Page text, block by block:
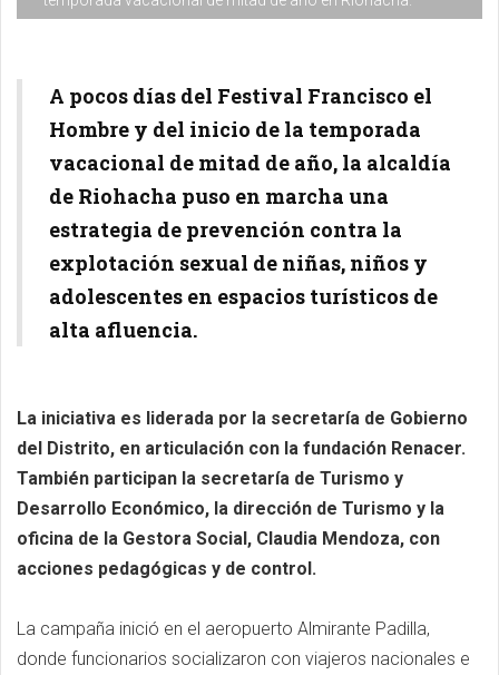
A pocos días del Festival Francisco el
Hombre y del inicio de la temporada
vacacional de mitad de año, la alcaldía
de Riohacha puso en marcha una
estrategia de prevención contra la
explotación sexual de niñas, niños y
adolescentes en espacios turísticos de
alta afluencia.
La iniciativa es liderada por la secretaría de Gobierno
del Distrito, en articulación con la fundación Renacer.
También participan la secretaría de Turismo y
Desarrollo Económico, la dirección de Turismo y la
oficina de la Gestora Social, Claudia Mendoza, con
acciones pedagógicas y de control.
La campaña inició en el aeropuerto Almirante Padilla,
donde funcionarios socializaron con viajeros nacionales e